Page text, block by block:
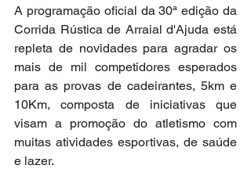
A programação oficial da 30ª edição da
Corrida Rústica de Arraial d'Ajuda está
repleta de novidades para agradar os
mais de mil competidores esperados
para as provas de cadeirantes, 5km e
10Km, composta de iniciativas que
visam a promoção do atletismo com
muitas atividades esportivas, de saúde
e lazer.